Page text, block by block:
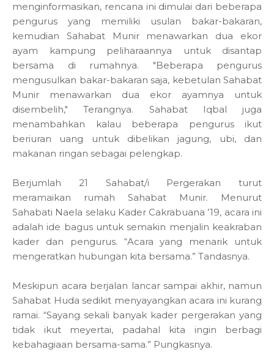
menginformasikan, rencana ini dimulai dari beberapa
pengurus yang memiliki usulan bakar-bakaran,
kemudian Sahabat Munir menawarkan dua ekor
ayam kampung peliharaannya untuk disantap
bersama di rumahnya. "Beberapa pengurus
mengusulkan bakar-bakaran saja, kebetulan Sahabat
Munir menawarkan dua ekor ayamnya untuk
disembelih," Terangnya. Sahabat Iqbal juga
menambahkan kalau beberapa pengurus ikut
beriuran uang untuk dibelikan jagung, ubi, dan
makanan ringan sebagai pelengkap.
Berjumlah 21 Sahabat/i Pergerakan turut
meramaikan rumah Sahabat Munir. Menurut
Sahabati Naela selaku Kader Cakrabuana ’19, acara ini
adalah ide bagus untuk semakin menjalin keakraban
kader dan pengurus. “Acara yang menarik untuk
mengeratkan hubungan kita bersama.” Tandasnya.
Meskipun acara berjalan lancar sampai akhir, namun
Sahabat Huda sedikit menyayangkan acara ini kurang
ramai. “Sayang sekali banyak kader pergerakan yang
tidak ikut meyertai, padahal kita ingin berbagi
kebahagiaan bersama-sama.” Pungkasnya.